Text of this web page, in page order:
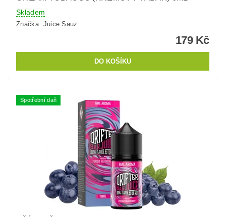
Skladem
Značka: Juice Sauz
179 Kč
Spotřební daň